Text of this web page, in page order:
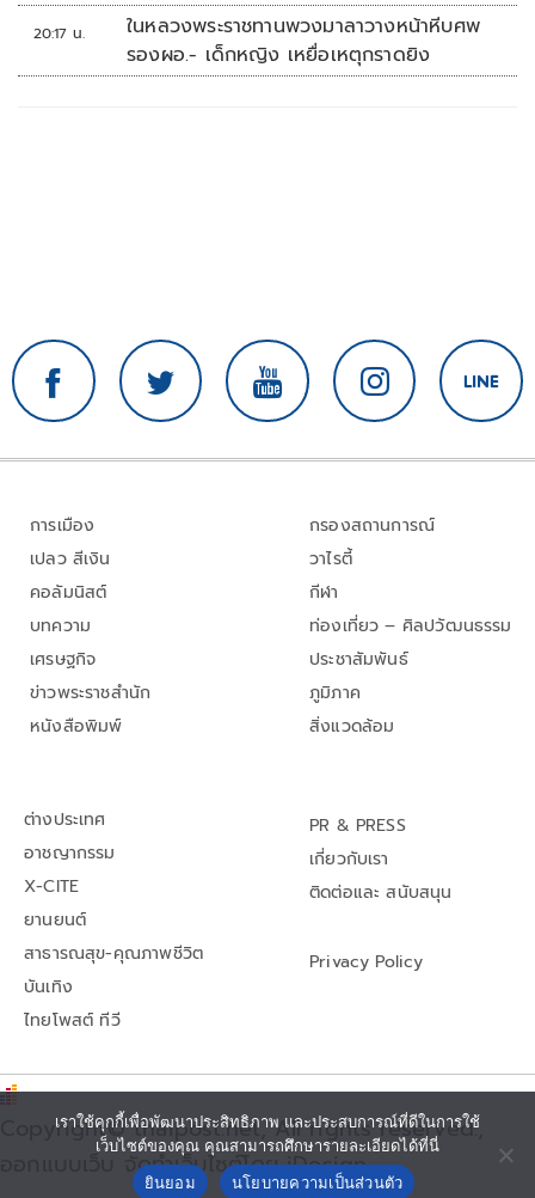
20:17 น.
ในหลวงพระราชทานพวงมาลาวางหน้าหีบศพ
รองผอ.- เด็กหญิง เหยื่อเหตุกราดยิง
การเมือง
เปลว สีเงิน
คอลัมนิสต์
บทความ
เศรษฐกิจ
ข่าวพระราชสำนัก
หนังสือพิมพ์
กรองสถานการณ์
วาไรตี้
กีฬา
ท่องเที่ยว – ศิลปวัฒนธรรม
ประชาสัมพันธ์
ภูมิภาค
สิ่งแวดล้อม
ต่างประเทศ
อาชญากรรม
X-CITE
ยานยนต์
สาธารณสุข-คุณภาพชีวิต
บันเทิง
ไทยโพสต์ ทีวี
PR & PRESS
เกี่ยวกับเรา
ติดต่อและ สนับสนุน
Privacy Policy
Copyright© thaipost.net, All rights reserved.,
ออกแบบเว็บ จัดทำเว็บไซต์โดย iDesign
เราใช้คุกกี้เพื่อพัฒนาประสิทธิภาพ และประสบการณ์ที่ดีในการใช้
เว็บไซต์ของคุณ คุณสามารถศึกษารายละเอียดได้ที่นี่
ยินยอม
นโยบายความเป็นส่วนตัว